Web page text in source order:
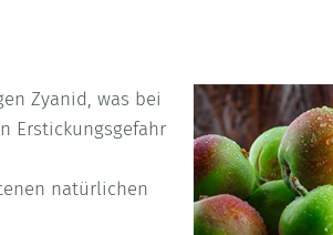
Zyanid, was bei
Erstickungsgefahr
natürlichen